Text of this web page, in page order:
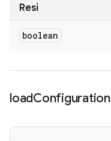
Resi
boolean
loadConfiguration